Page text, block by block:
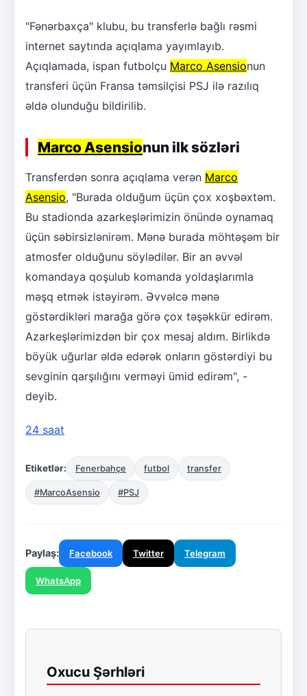
"Fənərbaxça" klubu, bu transferlə bağlı rəsmi
internet saytında açıqlama yayımlayıb.
Açıqlamada, ispan futbolçu Marco Asensionun
transferi üçün Fransa təmsilçisi PSJ ilə razılıq
əldə olunduğu bildirilib.
Marco Asensionun ilk sözləri
Transferdən sonra açıqlama verən Marco
Asensio, "Burada olduğum üçün çox xoşbəxtəm.
Bu stadionda azarkeşlərimizin önündə oynamaq
üçün səbirsizlənirəm. Mənə burada möhtəşəm bir
atmosfer olduğunu söylədilər. Bir an əvvəl
komandaya qoşulub komanda yoldaşlarımla
məşq etmək istəyirəm. Əvvəlcə mənə
göstərdikləri marağa görə çox təşəkkür edirəm.
Azarkeşlərimizdən bir çox mesaj aldım. Birlikdə
böyük uğurlar əldə edərək onların göstərdiyi bu
sevginin qarşılığını verməyi ümid edirəm", -
deyib.
24 saat
Etiketlər: Fenerbahçe futbol transfer
#MarcoAsensio #PSJ
Paylaş: Facebook Twitter Telegram
WhatsApp
Oxucu Şərhləri